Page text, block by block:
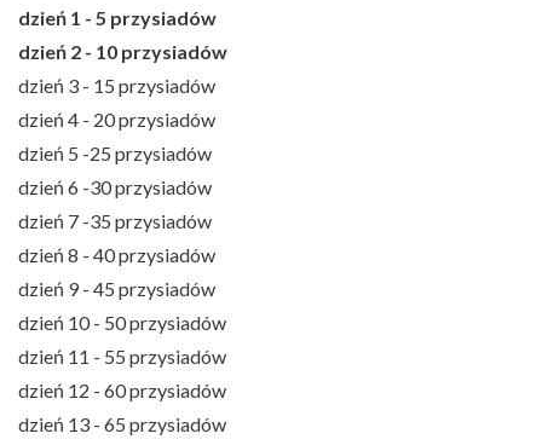
dzień 1 - 5 przysiadów
dzień 2 - 10 przysiadów
dzień 3 - 15 przysiadów
dzień 4 - 20 przysiadów
dzień 5 -25 przysiadów
dzień 6 -30 przysiadów
dzień 7 -35 przysiadów
dzień 8 - 40 przysiadów
dzień 9 - 45 przysiadów
dzień 10 - 50 przysiadów
dzień 11 - 55 przysiadów
dzień 12 - 60 przysiadów
dzień 13 - 65 przysiadów